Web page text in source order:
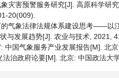
灾害预警服务研究[J]. 高原科学研
20(009).
气象法律法规体系建设思考——以
与发展趋势[J]. 农业与技术, 2021,
中国气象服务产业发展报告[M]. 北
治政府论要[M]. 北京: 中国政法大